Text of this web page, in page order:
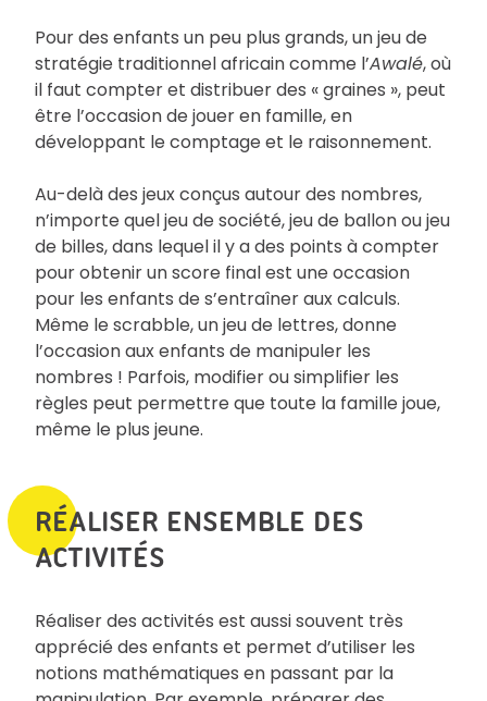
Pour des enfants un peu plus grands, un jeu de
stratégie traditionnel africain comme l’Awalé, où
il faut compter et distribuer des « graines », peut
être l’occasion de jouer en famille, en
développant le comptage et le raisonnement.
Au-delà des jeux conçus autour des nombres,
n’importe quel jeu de société, jeu de ballon ou jeu
de billes, dans lequel il y a des points à compter
pour obtenir un score final est une occasion
pour les enfants de s’entraîner aux calculs.
Même le scrabble, un jeu de lettres, donne
l’occasion aux enfants de manipuler les
nombres ! Parfois, modifier ou simplifier les
règles peut permettre que toute la famille joue,
même le plus jeune.
RÉALISER ENSEMBLE DES
ACTIVITÉS
Réaliser des activités est aussi souvent très
apprécié des enfants et permet d’utiliser les
notions mathématiques en passant par la